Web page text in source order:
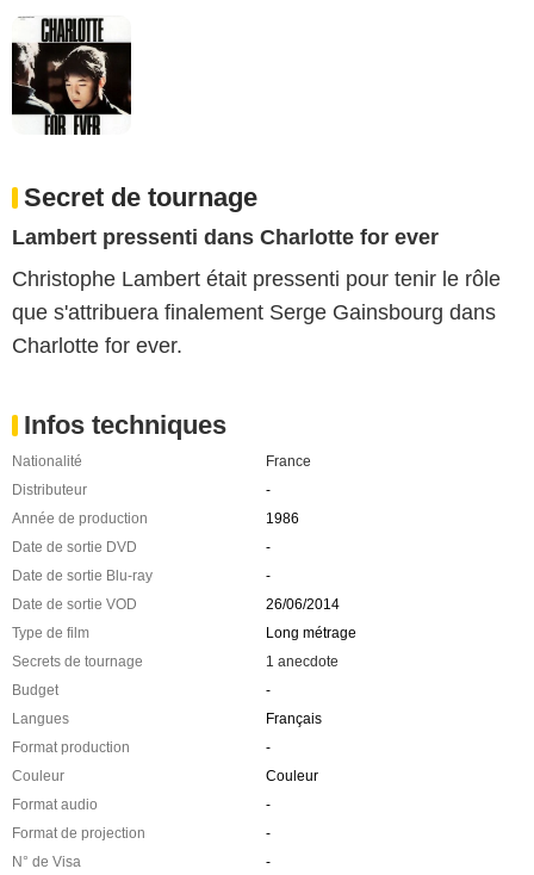
Secret de tournage
Lambert pressenti dans Charlotte for ever
Christophe Lambert était pressenti pour tenir le rôle
que s'attribuera finalement Serge Gainsbourg dans
Charlotte for ever.
Infos techniques
Nationalité
France
Distributeur
-
Année de production
1986
Date de sortie DVD
-
Date de sortie Blu-ray
-
Date de sortie VOD
26/06/2014
Type de film
Long métrage
Secrets de tournage
1 anecdote
Budget
-
Langues
Français
Format production
-
Couleur
Couleur
Format audio
-
Format de projection
-
N° de Visa
-